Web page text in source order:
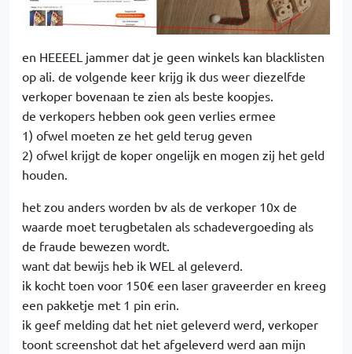
en HEEEEL jammer dat je geen winkels kan blacklisten
op ali. de volgende keer krijg ik dus weer diezelfde
verkoper bovenaan te zien als beste koopjes.
de verkopers hebben ook geen verlies ermee
1) ofwel moeten ze het geld terug geven
2) ofwel krijgt de koper ongelijk en mogen zij het geld
houden.
het zou anders worden bv als de verkoper 10x de
waarde moet terugbetalen als schadevergoeding als
de fraude bewezen wordt.
want dat bewijs heb ik WEL al geleverd.
ik kocht toen voor 150€ een laser graveerder en kreeg
een pakketje met 1 pin erin.
ik geef melding dat het niet geleverd werd, verkoper
toont screenshot dat het afgeleverd werd aan mijn